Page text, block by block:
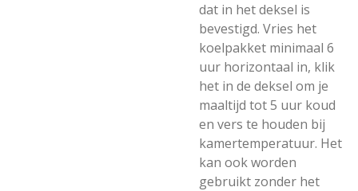
dat in het deksel is
bevestigd. Vries het
koelpakket minimaal 6
uur horizontaal in, klik
het in de deksel om je
maaltijd tot 5 uur koud
en vers te houden bij
kamertemperatuur. Het
kan ook worden
gebruikt zonder het